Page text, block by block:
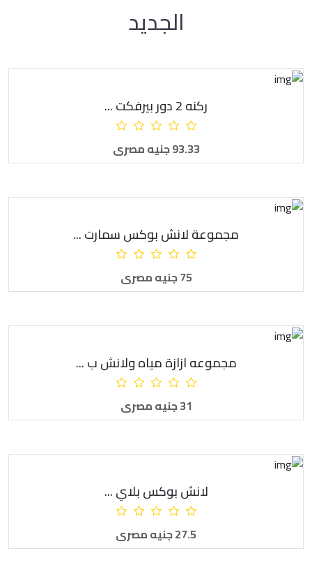
الجديد
أضف للطلبية
ركنه 2 دور بيرفكت ...
93.33 جنيه مصرى
أضف للطلبية
مجموعة لانش بوكس سمارت ...
75 جنيه مصرى
أضف للطلبية
مجموعه ازازة مياه ولانش ب ...
31 جنيه مصرى
أضف للطلبية
لانش بوكس بلاي ...
27.5 جنيه مصرى